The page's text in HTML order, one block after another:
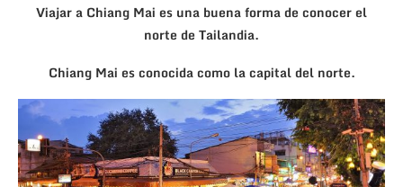
Viajar a Chiang Mai es una buena forma de conocer el
norte de Tailandia.
Chiang Mai es conocida como la capital del norte.